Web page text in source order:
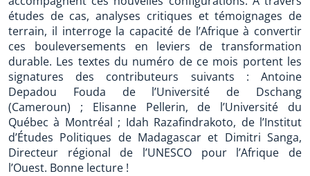
études de cas, analyses critiques et témoignages de
terrain, il interroge la capacité de l’Afrique à convertir
ces bouleversements en leviers de transformation
durable. Les textes du numéro de ce mois portent les
signatures des contributeurs suivants : Antoine
Depadou Fouda de l’Université de Dschang
(Cameroun) ; Elisanne Pellerin, de l’Université du
Québec à Montréal ; Idah Razafindrakoto, de l’Institut
d’Études Politiques de Madagascar et Dimitri Sanga,
Directeur régional de l’UNESCO pour l’Afrique de
l’Ouest. Bonne lecture !